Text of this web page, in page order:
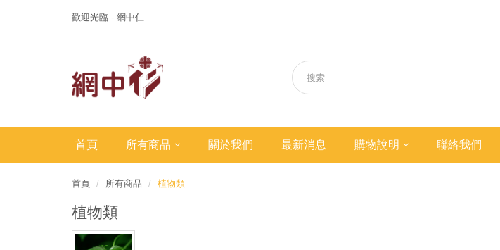
歡迎光臨 - 網中仁
首頁 所有商品 關於我們 最新消息 購物說明 聯絡我們
首頁 所有商品 植物類
植物類